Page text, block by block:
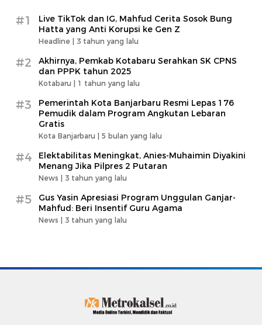
#1
Live TikTok dan IG, Mahfud Cerita Sosok Bung
Hatta yang Anti Korupsi ke Gen Z
Headline | 3 tahun yang lalu
#2
Akhirnya, Pemkab Kotabaru Serahkan SK CPNS
dan PPPK tahun 2025
Kotabaru | 1 tahun yang lalu
#3
Pemerintah Kota Banjarbaru Resmi Lepas 176
Pemudik dalam Program Angkutan Lebaran
Gratis
Kota Banjarbaru | 5 bulan yang lalu
#4
Elektabilitas Meningkat, Anies-Muhaimin Diyakini
Menang Jika Pilpres 2 Putaran
News | 3 tahun yang lalu
#5
Gus Yasin Apresiasi Program Unggulan Ganjar-
Mahfud: Beri Insentif Guru Agama
News | 3 tahun yang lalu